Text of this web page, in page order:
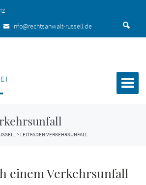
info@rechtsanwalt-russell.de
> LEITFADEN VERKEHRSUNFALL
einem Verkehrsunfall